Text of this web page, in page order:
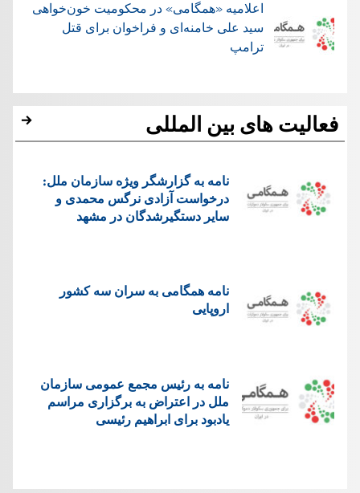
اعلامیه «همگامی» در محکومیت خون‌خواهی
سید علی خامنه‌ای و فراخوان برای قتل
ترامپ
فعالیت های بین المللی
نامه به گزارشگر ویژه سازمان ملل:
درخواست آزادی نرگس محمدی و
سایر دستگیرشدگان در مشهد
نامه همگامی به سران سه کشور
اروپایی
نامه به رئیس مجمع عمومی سازمان
ملل در اعتراض به برگزاری مراسم
یادبود برای ابراهیم رئیسی